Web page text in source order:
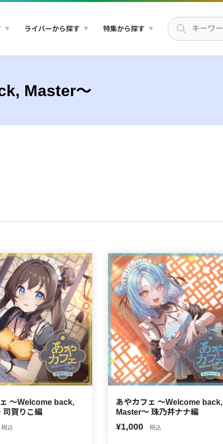
ライバーから探す 特集から探す
Master～
～Welcome back,
司賀りこ編
税込
あやカフェ ～Welcome back,
Master～ 珠乃井ナナ編
¥1,000 税込